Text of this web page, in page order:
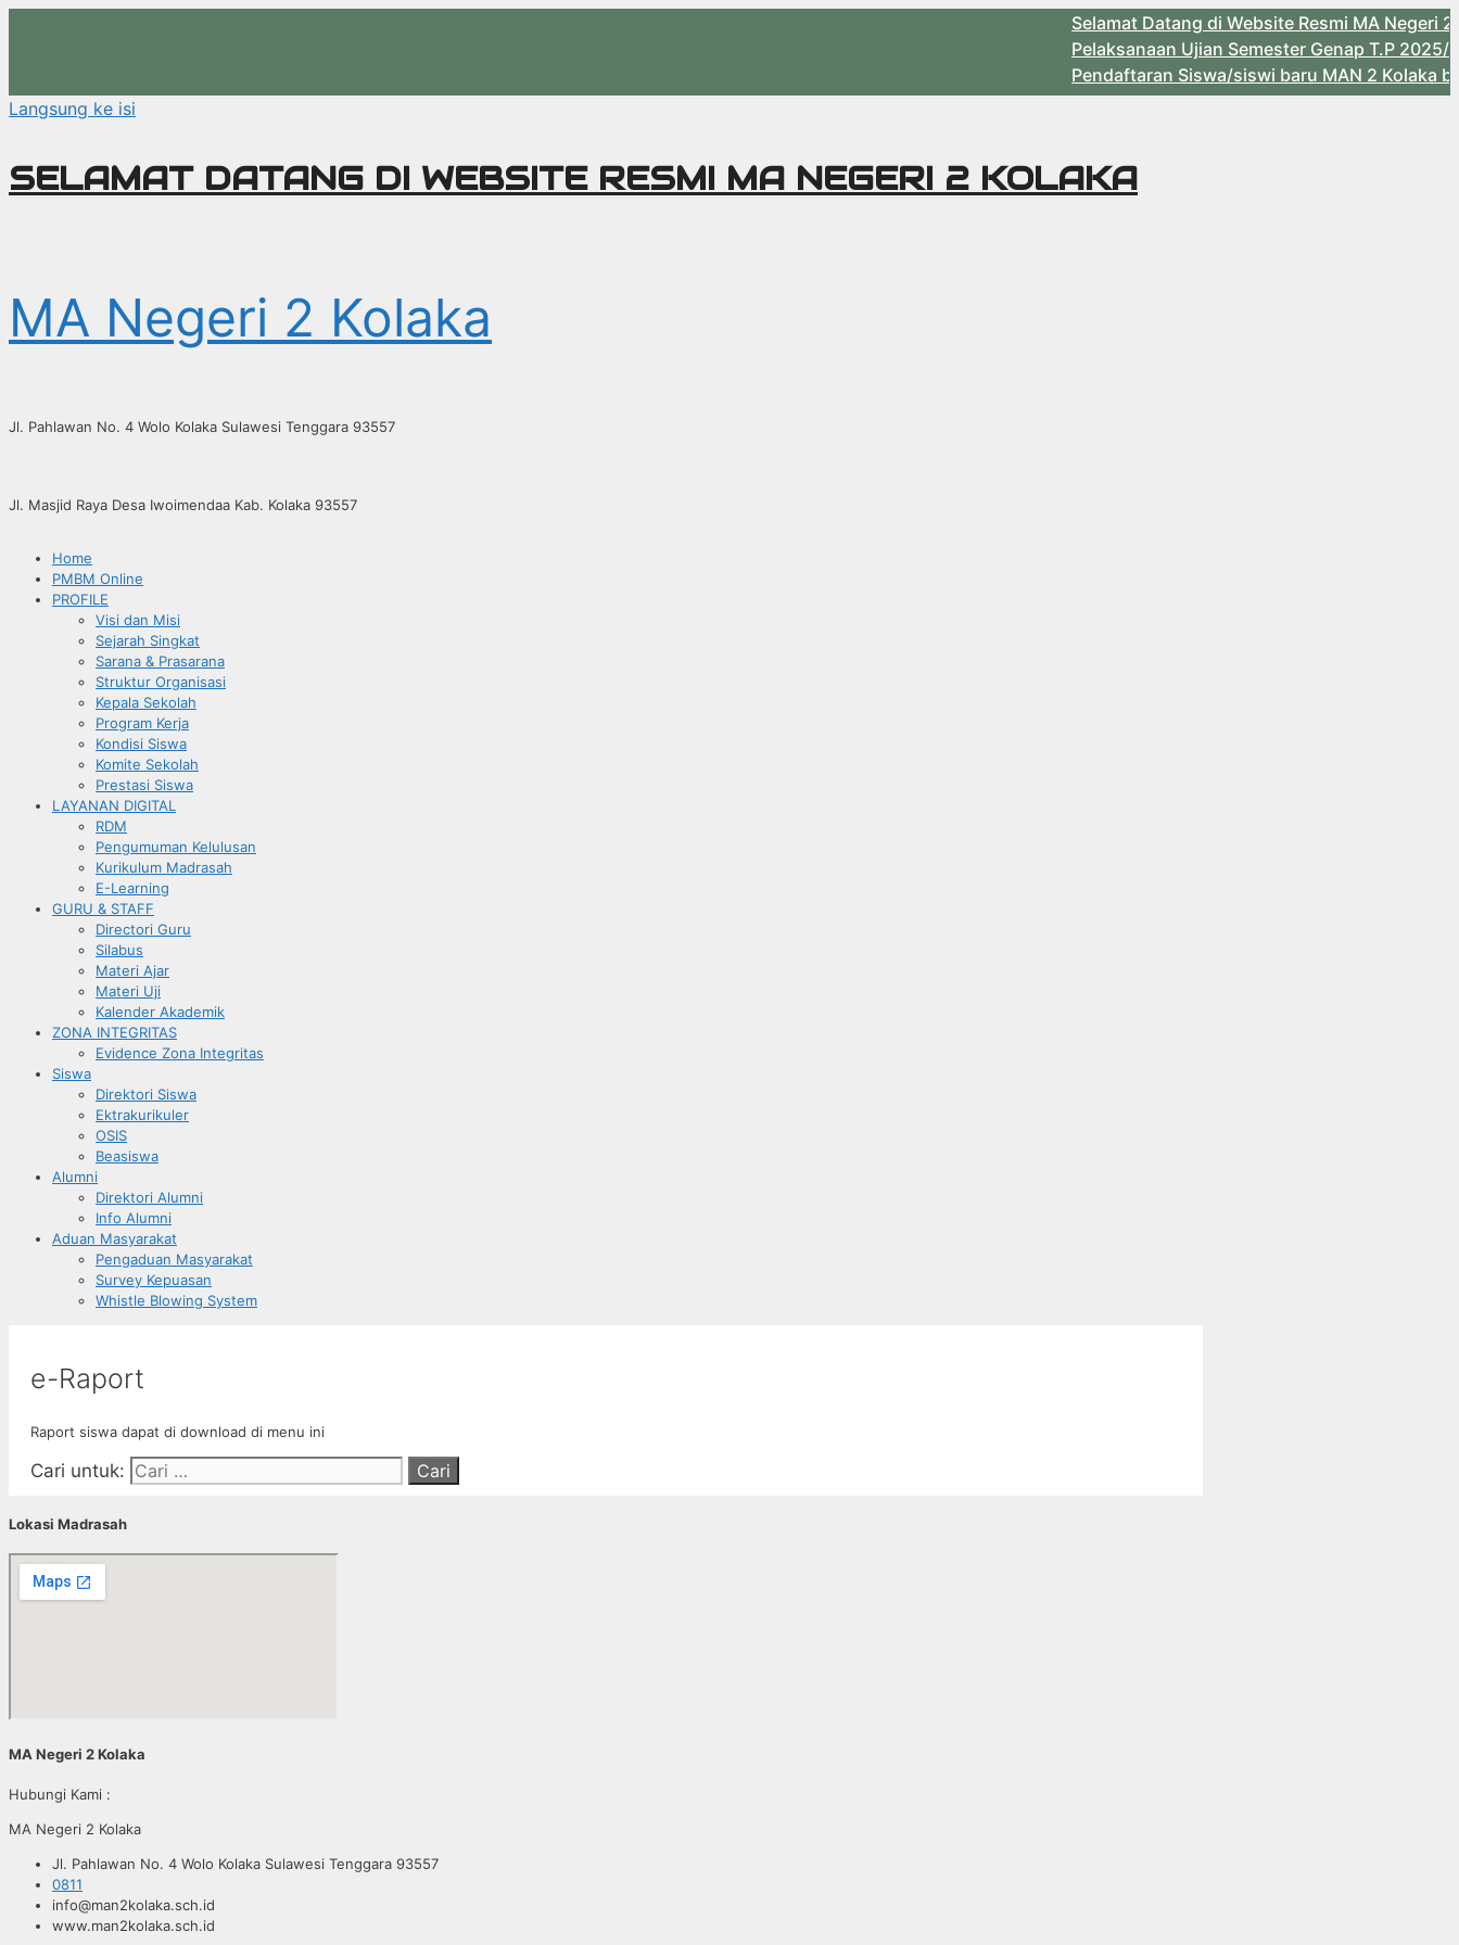
Selamat Datang di Website Resmi MA Negeri 2
Pelaksanaan Ujian Semester Genap T.P 2025/
Pendaftaran Siswa/siswi baru MAN 2 Kolaka
Langsung ke isi
SELAMAT DATANG DI WEBSITE RESMI MA NEGERI 2 KOLAKA
MA Negeri 2 Kolaka
Jl. Pahlawan No. 4 Wolo Kolaka Sulawesi Tenggara 93557
Jl. Masjid Raya Desa Iwoimendaa Kab. Kolaka 93557
Home
PMBM Online
PROFILE
Visi dan Misi
Sejarah Singkat
Sarana & Prasarana
Struktur Organisasi
Kepala Sekolah
Program Kerja
Kondisi Siswa
Komite Sekolah
Prestasi Siswa
LAYANAN DIGITAL
RDM
Pengumuman Kelulusan
Kurikulum Madrasah
E-Learning
GURU & STAFF
Directori Guru
Silabus
Materi Ajar
Materi Uji
Kalender Akademik
ZONA INTEGRITAS
Evidence Zona Integritas
Siswa
Direktori Siswa
Ektrakurikuler
OSIS
Beasiswa
Alumni
Direktori Alumni
Info Alumni
Aduan Masyarakat
Pengaduan Masyarakat
Survey Kepuasan
Whistle Blowing System
e-Raport
Raport siswa dapat di download di menu ini
Cari untuk:
Lokasi Madrasah
MA Negeri 2 Kolaka
Hubungi Kami :
MA Negeri 2 Kolaka
Jl. Pahlawan No. 4 Wolo Kolaka Sulawesi Tenggara 93557
0811
info@man2kolaka.sch.id
www.man2kolaka.sch.id